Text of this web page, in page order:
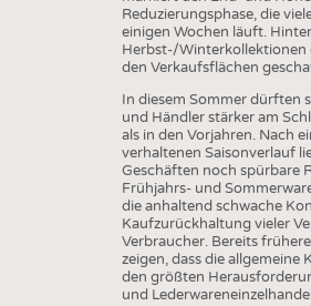
Reduzierungsphase, die
einigen Wochen läuft.
Herbst-/Winterkollektionen
den Verkaufsflächen
In diesem Sommer dürften
und Händler stärker am
als in den Vorjahren. Nach
verhaltenen Saisonverlauf
Geschäften noch spürbare
Frühjahrs- und
die anhaltend schwache
Kaufzurückhaltung vieler
Verbraucher. Bereits
zeigen, dass die allgemeine
den größten
und